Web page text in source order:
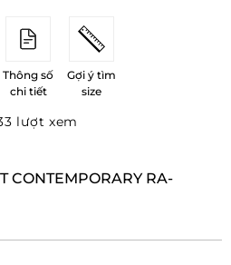
Thông số
chi tiết
Gợi ý tìm
size
lượt xem
CONTEMPORARY RA-